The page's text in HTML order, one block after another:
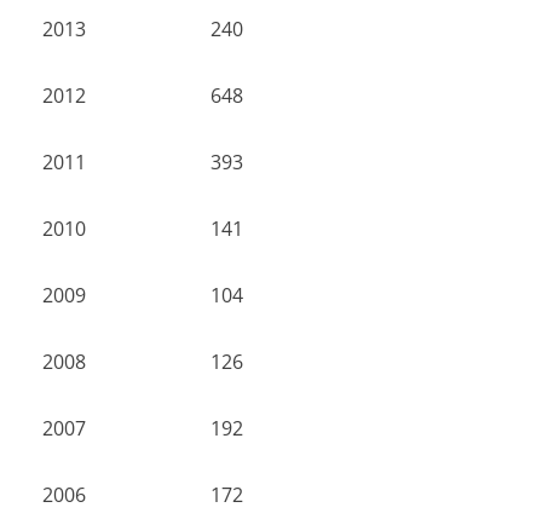
2013 240
2012 648
2011 393
2010 141
2009 104
2008 126
2007 192
2006 172